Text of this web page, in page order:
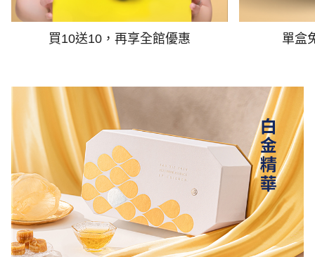
買10送10，再享全館優惠 單盒